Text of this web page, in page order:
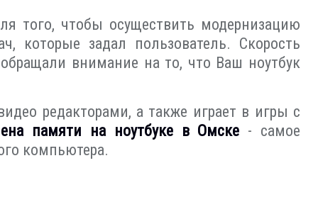
того, чтобы осуществить модернизацию
которые задал пользователь. Скорость
внимание на то, что Ваш ноутбук
редакторами, а также играет в игры с
памяти на ноутбуке в Омске - самое
компьютера.